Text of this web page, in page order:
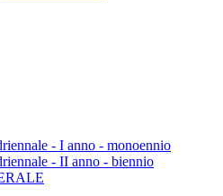
- I anno - monoennio
- II anno - biennio